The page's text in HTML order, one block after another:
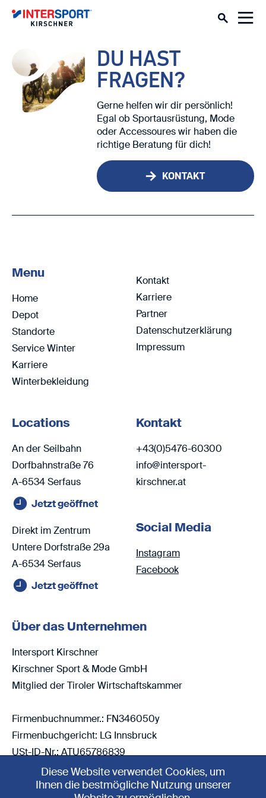
DU HAST
FRAGEN?
Gerne helfen wir dir persönlich!
Egal ob Sportausrüstung, Mode
oder Accessoures wir haben die
richtige Beratung für dich!
KONTAKT
Menu
Home
Depot
Standorte
Service Winter
Karriere
Winterbekleidung
Kontakt
Karriere
Partner
Datenschutzerklärung
Impressum
Locations
An der Seilbahn
Dorfbahnstraße 76
A-6534 Serfaus
Jetzt geöffnet
Direkt im Zentrum
Untere Dorfstraße 29a
A-6534 Serfaus
Jetzt geöffnet
Kontakt
+43(0)5476-60300
info@intersport-
kirschner.at
Social Media
Instagram
Facebook
Über das Unternehmen
Intersport Kirschner
Kirschner Sport & Mode GmbH
Mitglied der Tiroler Wirtschaftskammer
Firmenbuchnummer.: FN346050y
Firmenbuchgericht: LG Innsbruck
USt-ID-Nr.: ATU65786839
Diese Website verwendet Cookies, um
Ihnen die bestmögliche Nutzung unserer